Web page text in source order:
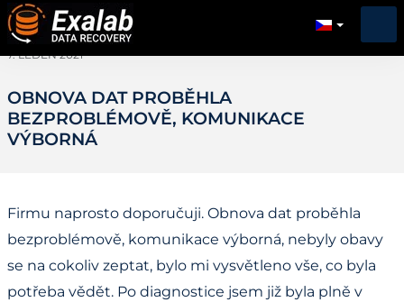
7. LEDEN 2021
OBNOVA DAT PROBĚHLA
BEZPROBLÉMOVĚ, KOMUNIKACE
VÝBORNÁ
Firmu naprosto doporučuji. Obnova dat proběhla
bezproblémově, komunikace výborná, nebyly obavy
se na cokoliv zeptat, bylo mi vysvětleno vše, co byla
potřeba vědět. Po diagnostice jsem již byla plně v